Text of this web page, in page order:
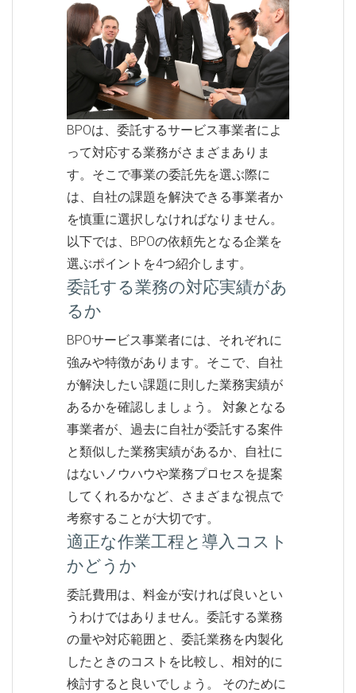
BPOは、委託するサービス事業者によ
って対応する業務がさまざまありま
す。そこで事業の委託先を選ぶ際に
は、自社の課題を解決できる事業者か
を慎重に選択しなければなりません。
以下では、BPOの依頼先となる企業を
選ぶポイントを4つ紹介します。
委託する業務の対応実績があ
るか
BPOサービス事業者には、それぞれに
強みや特徴があります。そこで、自社
が解決したい課題に則した業務実績が
あるかを確認しましょう。 対象となる
事業者が、過去に自社が委託する案件
と類似した業務実績があるか、自社に
はないノウハウや業務プロセスを提案
してくれるかなど、さまざまな視点で
考察することが大切です。
適正な作業工程と導入コスト
かどうか
委託費用は、料金が安ければ良いとい
うわけではありません。委託する業務
の量や対応範囲と、委託業務を内製化
したときのコストを比較し、相対的に
検討すると良いでしょう。 そのために